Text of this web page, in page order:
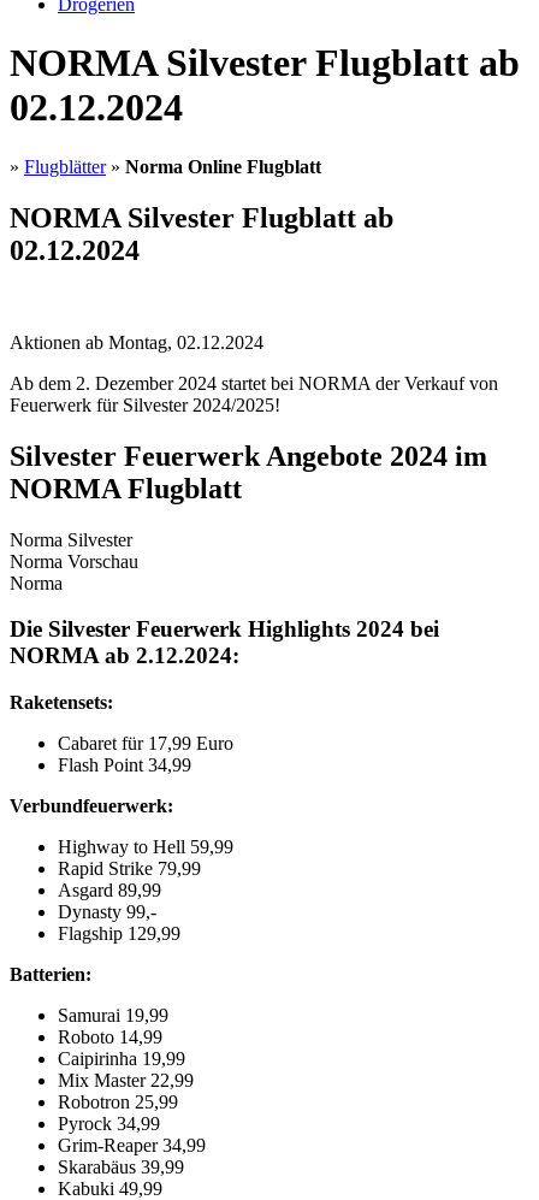
Drogerien
NORMA Silvester Flugblatt ab
02.12.2024
» Flugblätter» Norma Online Flugblatt
NORMA Silvester Flugblatt ab
02.12.2024
Aktionen ab Montag, 02.12.2024
Ab dem 2. Dezember 2024 startet bei NORMA der Verkauf von
Feuerwerk für Silvester 2024/2025!
Silvester Feuerwerk Angebote 2024 im
NORMA Flugblatt
Norma Silvester
Norma Vorschau
Norma
Die Silvester Feuerwerk Highlights 2024 bei
NORMA ab 2.12.2024:
Raketensets:
Cabaret für 17,99 Euro
Flash Point 34,99
Verbundfeuerwerk:
Highway to Hell 59,99
Rapid Strike 79,99
Asgard 89,99
Dynasty 99,-
Flagship 129,99
Batterien:
Samurai 19,99
Roboto 14,99
Caipirinha 19,99
Mix Master 22,99
Robotron 25,99
Pyrock 34,99
Grim-Reaper 34,99
Skarabäus 39,99
Kabuki 49,99